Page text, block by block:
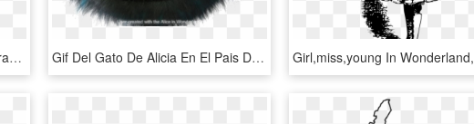
Flor De Loto - Alcaldia De La Dorada, HD Png Download Gif Del Gato De Alicia En El Pais De Las Maravillas - Gato Alicia En El Pais De Las Maravillas, HD Png Download